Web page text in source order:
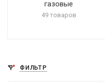
газовые
49 товаров
ФИЛЬТР